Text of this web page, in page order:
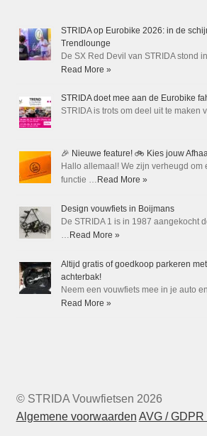
STRIDA op Eurobike 2026: in de
Trendlounge
De SX Red Devil van STRIDA stond
Read More »
STRIDA doet mee aan de Eurobike
STRIDA is trots om deel uit te maken
🎉 Nieuwe feature! 🚲 Kies jouw
Hallo allemaal! We zijn verheugd om
functie … Read More »
Design vouwfiets in Boijmans
De STRIDA 1 is in 1987 aangekocht
… Read More »
Altijd gratis of goedkoop parkeren
achterbak!
Neem een vouwfiets mee in je auto
Read More »
© STRIDA Vouwfietsen 2026
Algemene voorwaarden AVG /